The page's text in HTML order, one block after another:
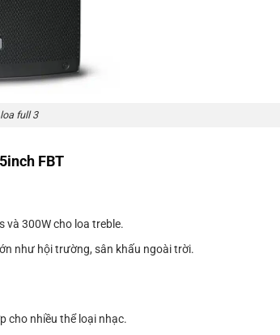
full 3
FBT
và 300W cho loa treble.
như hội trường, sân khấu ngoài trời.
cho nhiều thể loại nhạc.